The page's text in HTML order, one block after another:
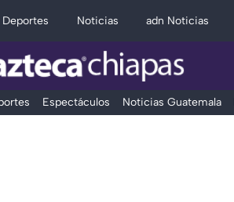
Deportes Noticias adn Noticias
Espectáculos Noticias Guatemala